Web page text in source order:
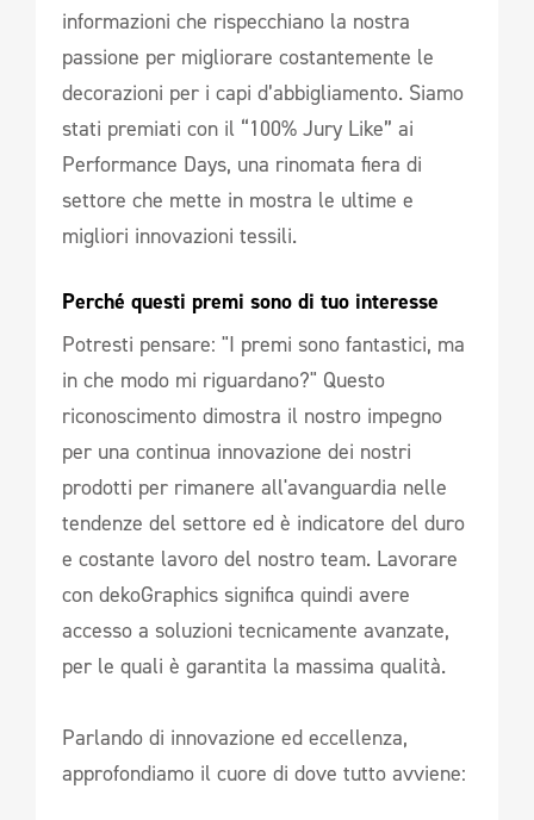
informazioni che rispecchiano la nostra
passione per migliorare costantemente le
decorazioni per i capi d’abbigliamento. Siamo
stati premiati con il “100% Jury Like” ai
Performance Days, una rinomata fiera di
settore che mette in mostra le ultime e
migliori innovazioni tessili.
Perché questi premi sono di tuo interesse
Potresti pensare: "I premi sono fantastici, ma
in che modo mi riguardano?" Questo
riconoscimento dimostra il nostro impegno
per una continua innovazione dei nostri
prodotti per rimanere all'avanguardia nelle
tendenze del settore ed è indicatore del duro
e costante lavoro del nostro team. Lavorare
con dekoGraphics significa quindi avere
accesso a soluzioni tecnicamente avanzate,
per le quali è garantita la massima qualità.
Parlando di innovazione ed eccellenza,
approfondiamo il cuore di dove tutto avviene: